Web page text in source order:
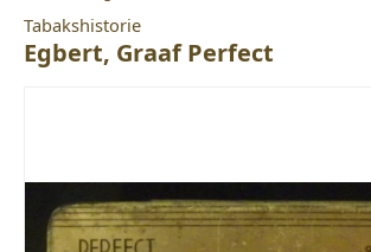
Tabakshistorie
Egbert, Graaf Perfect